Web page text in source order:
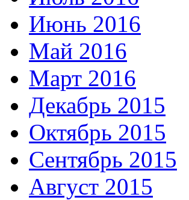
Июнь 2016
Май 2016
Март 2016
Декабрь 2015
Октябрь 2015
Сентябрь 2015
Август 2015